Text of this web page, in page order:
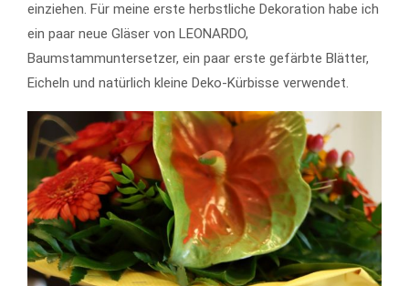
einziehen. Für meine erste herbstliche Dekoration habe ich
ein paar neue Gläser von LEONARDO,
Baumstammuntersetzer, ein paar erste gefärbte Blätter,
Eicheln und natürlich kleine Deko-Kürbisse verwendet.